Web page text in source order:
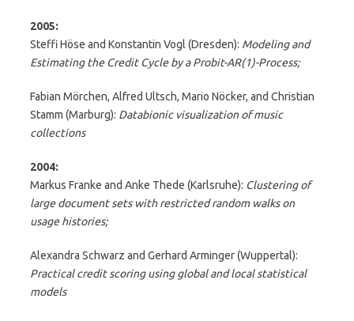
2005:
Steffi Höse and Konstantin Vogl (Dresden): Modeling and
Estimating the Credit Cycle by a Probit-AR(1)-Process;
Fabian Mörchen, Alfred Ultsch, Mario Nöcker, and Christian
Stamm (Marburg): Databionic visualization of music
collections
2004:
Markus Franke and Anke Thede (Karlsruhe): Clustering of
large document sets with restricted random walks on
usage histories;
Alexandra Schwarz and Gerhard Arminger (Wuppertal):
Practical credit scoring using global and local statistical
models